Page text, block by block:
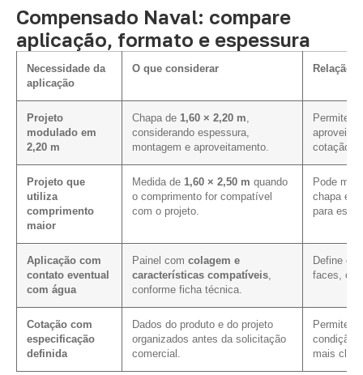
Compensado Naval: compare
aplicação, formato e espessura
Necessidade da
aplicação
O que considerar Relação
Projeto
modulado em
2,20 m
Chapa de 1,60 × 2,20 m
considerando espessura,
montagem e aproveitamento.
Permite
cotação.
Projeto que
utiliza
comprimento
maior
Medida de 1,60 × 2,50 m quando
o comprimento for compatível
com o projeto.
Pode
chapa em
para essa
Aplicação com
contato eventual
com água
Painel com colagem e
características compatíveis
conforme ficha técnica.
Define os
faces,
Cotação com
especificação
definida
Dados do produto e do projeto
organizados antes da solicitação
comercial.
Permite
condição
mais